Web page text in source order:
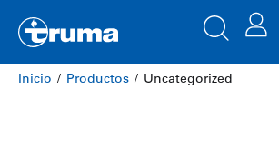
Inicio / Productos / Uncategorized